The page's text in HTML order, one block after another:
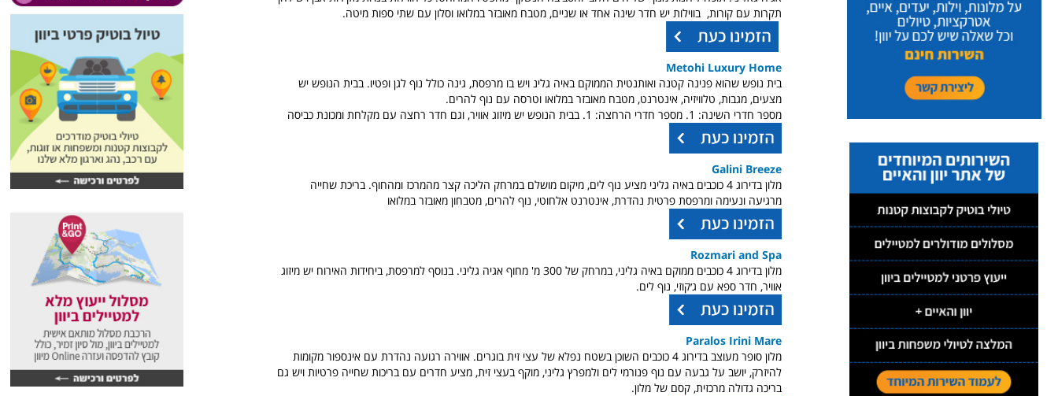
תקרות עם קורות, בווילות יש חדר שינה אחד או שניים, מטבח מאובזר במלואו וסלון עם שתי ספות מיטה.
Metohi Luxury Home
בית נופש שהוא פנינה קטנה ואותנטית הממוקם באיה גלינ ויש בו מרפסת, גינה כולל נוף לגן ופטיו. בבית הנופש יש
מצעים, מגבות, טלוויזיה, אינטרנט, מטבח מאובזר במלואו וטרסה עם נוף להרים.
מספר חדרי השינה: 1. מספר חדרי הרחצה: 1. בבית הנופש יש מיזוג אוויר, וגם חדר רחצה עם מקלחת ומכונת כביסה
Galini Breeze
מלון בדירוג 4 כוכבים באיה גליני מציע נוף לים, מ
יקום מושלם במרחק הליכה קצר מהמרכז ומהחוף. בריכת שחייה
מרגיעה ונעימה ומרפסת פרטית נהדרת, אינטרנט אלחוטי, נוף להרים, מטבחון מאובזר במלואו
Rozmari and Spa
מלון בדירוג 4 כוכבים ממוקם באיה גליני, במרחק של 300 מ' מחוף אגיה גליני. בנוסף למרפסת, ביחידות האירוח יש מיזוג
אוויר, חדר ספא עם ג׳קוזי, נוף לים.
Paralos Irini Mare
מלון סופר מעוצב בדירוג 4 כוכבים השוכן בשטח נפלא של עצי זית בוגרים. אווירה רגועה נהדרת עם אינספור מקומות
להיזרק, יושב על גבעה עם נוף פנורמי לים ולמפרץ גליני, מוקף בעצי זית, מציע חדרים עם בריכות שחייה פרטיות ויש גם
בריכה גדולה מרכזית, קסם של מלון.